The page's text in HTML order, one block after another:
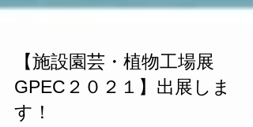
【施設園芸・植物工場展
GPEC２０２１】出展しま